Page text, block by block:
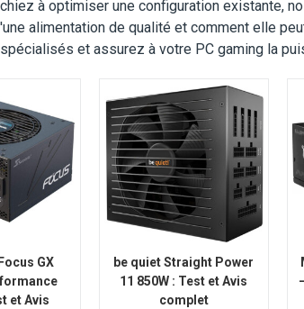
à optimiser une configuration existante,
alimentation de qualité et comment elle
et assurez à votre PC gaming la
GX
et Avis
be quiet Straight Power
11 850W : Test et Avis
complet
1000W
énergétique:80 Plus Gold
Puissance nominale:850W
Certification d'efficacité
View Details →